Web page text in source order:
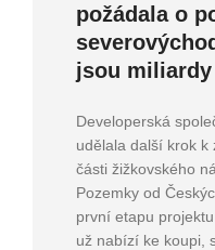
požádala o
jsou miliardy
Developerská
udělala další krok
části žižkovského
Pozemky od
první etapu
už nabízí ke koupi,